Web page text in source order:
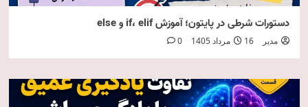
دستورات شرطی در پایتون؛ آموزش if، elif و else
مدیر 16 مرداد 1405 0